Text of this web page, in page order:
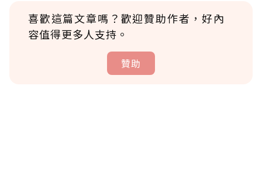
喜歡這篇文章嗎？歡迎贊助作者，好內
容值得更多人支持。
贊助